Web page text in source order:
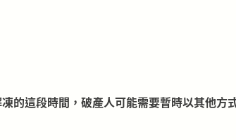
的這段時間，破產人可能需要暫時以其他方